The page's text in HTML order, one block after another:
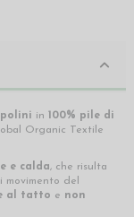
in 100% pile di
Organic Textile
e calda, che risulta
del
al tatto e non